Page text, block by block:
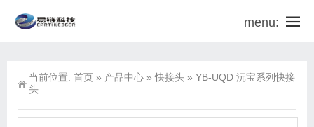
menu:
当前位置: 首页 » 产品中心 » 快接头 » YB-UQD 沅宝系列快接
头